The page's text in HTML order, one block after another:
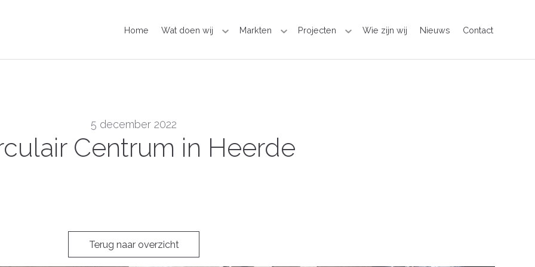
Home Wat doen wij Markten Projecten Wie zijn wij Nieuws Contact
5 december 2022
Centrum in Heerde
Terug naar overzicht